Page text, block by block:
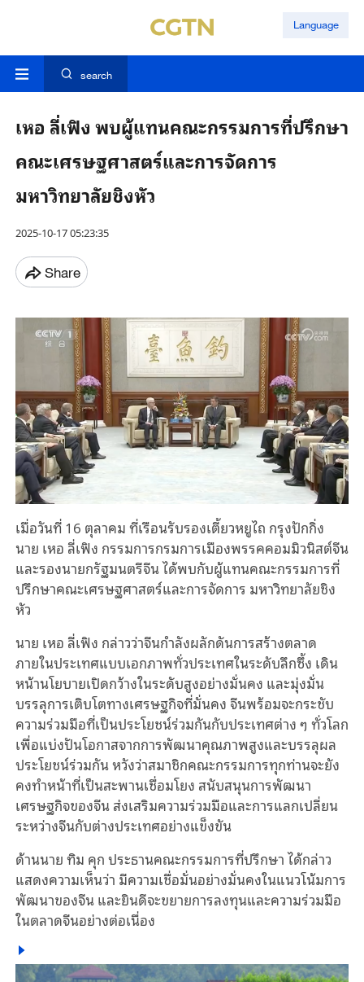
Language
search
เหอ ลี่เฟิง พบผู้แทนคณะกรรมการที่ปรึกษา
คณะเศรษฐศาสตร์และการจัดการ
มหาวิทยาลัยชิงหัว
2025-10-17 05:23:35
Share
เมื่อวันที่ 16 ตุลาคม ที่เรือนรับรองเตี้ยวหยูไถ กรุงปักกิ่ง
นาย เหอ ลี่เฟิง กรรมการกรมการเมืองพรรคคอมมิวนิสต์จีน
และรองนายกรัฐมนตรีจีน ได้พบกับผู้แทนคณะกรรมการที่
ปรึกษาคณะเศรษฐศาสตร์และการจัดการ มหาวิทยาลัยชิง
หัว
นาย เหอ ลี่เฟิง กล่าวว่าจีนกำลังผลักดันการสร้างตลาด
ภายในประเทศแบบเอกภาพทั่วประเทศในระดับลึกซึ้ง เดิน
หน้านโยบายเปิดกว้างในระดับสูงอย่างมั่นคง และมุ่งมั่น
บรรลุการเติบโตทางเศรษฐกิจที่มั่นคง จีนพร้อมจะกระชับ
ความร่วมมือที่เป็นประโยชน์ร่วมกันกับประเทศต่าง ๆ ทั่วโลก
เพื่อแบ่งปันโอกาสจากการพัฒนาคุณภาพสูงและบรรลุผล
ประโยชน์ร่วมกัน หวังว่าสมาชิกคณะกรรมการทุกท่านจะยัง
คงทำหน้าที่เป็นสะพานเชื่อมโยง สนับสนุนการพัฒนา
เศรษฐกิจของจีน ส่งเสริมความร่วมมือและการแลกเปลี่ยน
ระหว่างจีนกับต่างประเทศอย่างแข็งขัน
ด้านนาย ทิม คุก ประธานคณะกรรมการที่ปรึกษา ได้กล่าว
แสดงความเห็นว่า มีความเชื่อมั่นอย่างมั่นคงในแนวโน้มการ
พัฒนาของจีน และยินดีจะขยายการลงทุนและความร่วมมือ
ในตลาดจีนอย่างต่อเนื่อง